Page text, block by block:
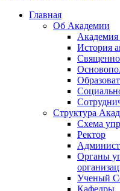
Главная
Об Академии
Академия
История
Структура
Схема
Ректор
Органы
Ученый
Кафедры